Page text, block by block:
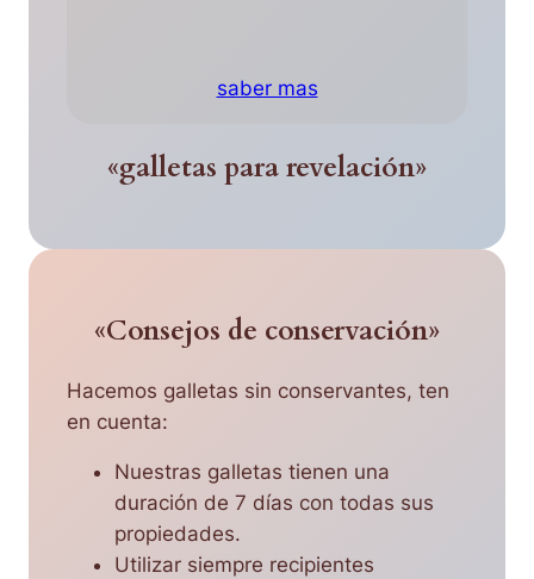
saber mas
«galletas para revelación»
«Consejos de conservación»
Hacemos galletas sin conservantes, ten
en cuenta:
Nuestras galletas tienen una
duración de 7 días con todas sus
propiedades.
Utilizar siempre recipientes